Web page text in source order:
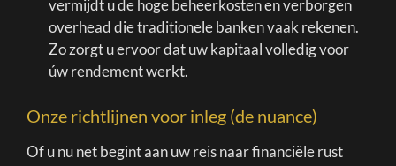
vermijdt u de hoge beheerkosten en verborgen
overhead die traditionele banken vaak rekenen.
Zo zorgt u ervoor dat uw kapitaal volledig voor
úw rendement werkt.
Onze richtlijnen voor inleg (de nuance)
Of u nu net begint aan uw reis naar financiële rust